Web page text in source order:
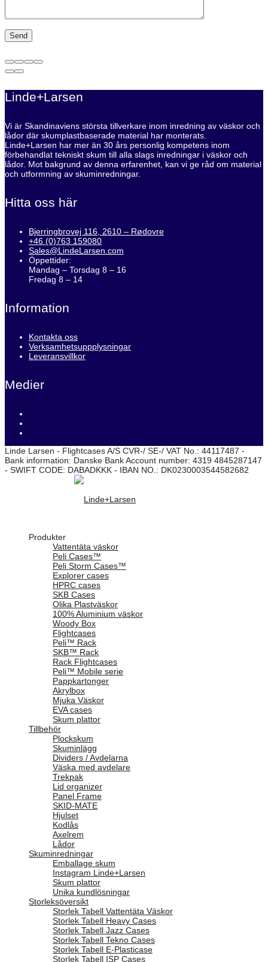
Linde+Larsen
Vi är Skandinaviens största tillverkare inom inredning av väskor och
lådor där skumplastbaserade material har monterats.
Linde+Larsen har mer än 30 års personlig kompetens inom
förbehandlat tekniskt skum till alla slags inredningar i väskor och
lådor. Mot bakgrund av denna erfarenhet, kan vi ge råd om material
och utformning av skuminredningar.
Hitta oss här
Bjerringbrovej 116, 2610 – Rødovre
+46 (0)763 159080
Sales@LindeLarsen.com
Öppettider:
Mandag – Torsdag 8 – 16
Fredag 8 – 14
Information
Kontakta oss
Verksamhetsuppplysningar
Leveransvillkor
Medier
Linde Larsen - Flightcases A/S CVR-/ SE-/ VAT No.: 44117487 -
Bank information: Danske Bank Account number: 4319 4845287147
- SWIFT CODE: DABADKKK - IBAN NO.: DK0230003544582682
Produkter
Vattentäta väskor
Peli Cases™
Peli Storm Cases™
Explorer cases
HPRC cases
SKB Cases
Olika Plastväskor
100% Aluminium väskor
Woody Box
Flightcases
Peli™ Rack
SKB™ Rack
Rack Flightcases
Peli™ Mobile serie
Pappkartonger
Akrylbox
Mjuka Väskor
EVA cases
Skum plattor
Tillbehör
Plockskum
Skuminlägg
Dividers / Avdelarna
Väska med avdelare
Trekpak
Lid organizer
Panel Frame
SKID-MATE
Hjulset
Kodlås
Axelrem
Lådor
Skuminredningar
Emballage skum
Instagram Linde+Larsen
Skum plattor
Unika kundlösningar
Storleksöversikt
Storlek Tabell Vattentäta Väskor
Storlek Tabell Heavy Cases
Storlek Tabell Jazz Cases
Storlek Tabell Tekno Cases
Storlek Tabell E-Plasticase
Storlek Tabell ISP Cases